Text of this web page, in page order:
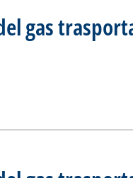
gas
7 luglio 2010
alle 14.40.
del gas